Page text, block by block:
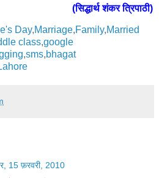
(सिद्धार्थ शंकर त्रिपाठी)
Day,Marriage,Family,Married
class,google
,sms,bhagat
15 फ़रवरी, 2010